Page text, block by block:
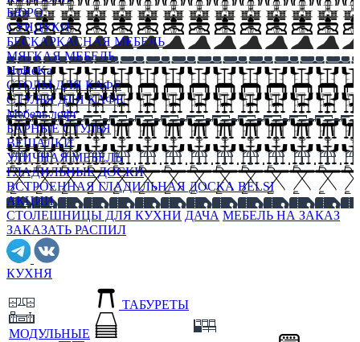
БЮРО
СУНДУКИ
БЕСКАРКАСНАЯ МЕБЕЛЬ
МЯГКАЯ МЕБЕЛЬ
HoReKa
СТОЛЫ ДЛЯ КАФЕ
СТУЛЬЯ ДЛЯ КАФЕ
Мебель лофт
БАРНЫЕ СТУЛЬЯ
ВЕШАЛКИ
УЛИЧНАЯ МЕБЕЛЬ
ГЛАДИЛЬНЫЕ ДОСКИ
ВСТРОЕННАЯ ГЛАДИЛЬНАЯ ДОСКА BELSI
АКЦИИ
СТОЛЕШНИЦЫ ДЛЯ КУХНИ ДАЧА МЕБЕЛЬ НА ЗАКАЗ
ЗАКАЗАТЬ РАСПИЛ
КУХНЯ
МОДУЛЬНЫЕ
ТАБУРЕТЫ